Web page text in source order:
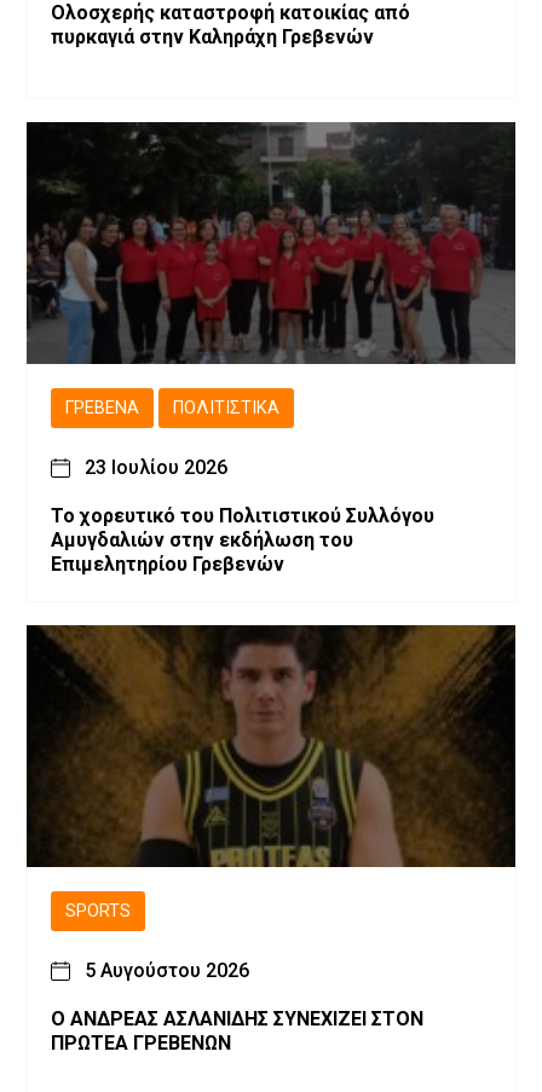
Ολοσχερής καταστροφή κατοικίας από
πυρκαγιά στην Καληράχη Γρεβενών
ΓΡΕΒΕΝΆ ΠΟΛΙΤΙΣΤΙΚΆ
23 Ιουλίου 2026
Το χορευτικό του Πολιτιστικού Συλλόγου
Αμυγδαλιών στην εκδήλωση του
Επιμελητηρίου Γρεβενών
SPORTS
5 Αυγούστου 2026
Ο ΑΝΔΡΕΑΣ ΑΣΛΑΝΙΔΗΣ ΣΥΝΕΧΙΖΕΙ ΣΤΟΝ
ΠΡΩΤΕΑ ΓΡΕΒΕΝΩΝ